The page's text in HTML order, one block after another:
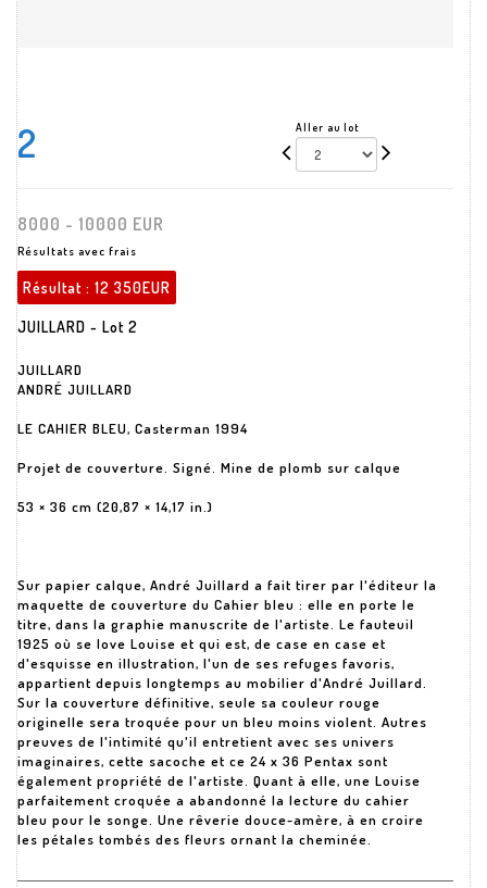
2 Aller au lot
8000 - 10000 EUR
Résultats avec frais
Résultat : 12 350EUR
JUILLARD - Lot 2
JUILLARD
ANDRÉ JUILLARD
LE CAHIER BLEU, Casterman 1994
Projet de couverture. Signé. Mine de plomb sur calque
53 × 36 cm (20,87 × 14,17 in.)
Sur papier calque, André Juillard a fait tirer par l'éditeur la
maquette de couverture du Cahier bleu : elle en porte le
titre, dans la graphie manuscrite de l'artiste. Le fauteuil
1925 où se love Louise et qui est, de case en case et
d'esquisse en illustration, l'un de ses refuges favoris,
appartient depuis longtemps au mobilier d'André Juillard.
Sur la couverture définitive, seule sa couleur rouge
originelle sera troquée pour un bleu moins violent. Autres
preuves de l'intimité qu'il entretient avec ses univers
imaginaires, cette sacoche et ce 24 x 36 Pentax sont
également propriété de l'artiste. Quant à elle, une Louise
parfaitement croquée a abandonné la lecture du cahier
bleu pour le songe. Une rêverie douce-amère, à en croire
les pétales tombés des fleurs ornant la cheminée.